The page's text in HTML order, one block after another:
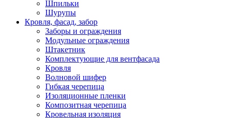
Шпильки
Шурупы
Кровля, фасад, забор
Заборы и ограждения
Модульные ограждения
Штакетник
Комплектующие для вентфасада
Кровля
Волновой шифер
Гибкая черепица
Изоляционные пленки
Композитная черепица
Кровельная изоляция